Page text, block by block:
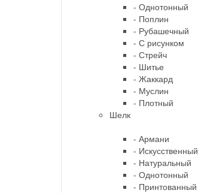
- Однотонный
- Поплин
- Рубашечный
- С рисунком
- Стрейч
- Шитье
- Жаккард
- Муслин
- Плотный
Шелк
- Армани
- Искусственный
- Натуральный
- Однотонный
- Принтованный